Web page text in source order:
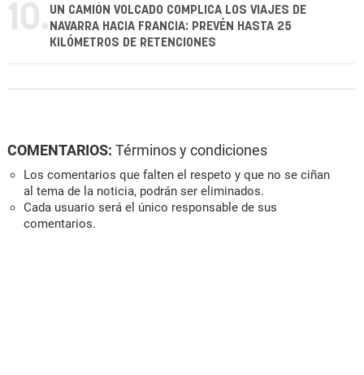
10. UN CAMIÓN VOLCADO COMPLICA LOS VIAJES DE
NAVARRA HACIA FRANCIA: PREVÉN HASTA 25
KILÓMETROS DE RETENCIONES
COMENTARIOS: Términos y condiciones
Los comentarios que falten el respeto y que no se ciñan
al tema de la noticia, podrán ser eliminados.
Cada usuario será el único responsable de sus
comentarios.